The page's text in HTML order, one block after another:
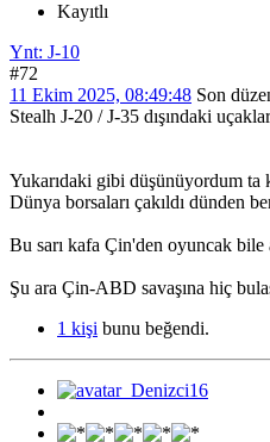
Kayıtlı
Ynt: J-10
#72
11 Ekim 2025, 08:49:48 Son
Stealh J-20 / J-35 dışındaki
Yukarıdaki gibi düşünüyordum ta
Dünya borsaları çakıldı dünden
Bu sarı kafa Çin'den oyuncak bile
Şu ara Çin-ABD savaşına hiç
1 kişi bunu beğendi.